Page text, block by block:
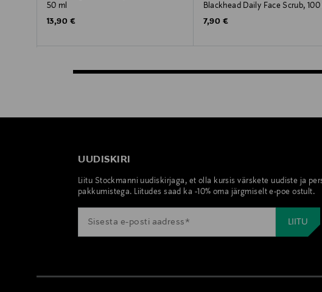
50 ml
Original Price
13,90 €
Blackhead Daily Face Scrub, 100
Original Price
7,90 €
UUDISKIRI
Liitu Stockmanni uudiskirjaga, et olla kursis värskete uudiste ja
pakkumistega. Liitudes saad ka -10% oma järgmiselt e-poe ostult.